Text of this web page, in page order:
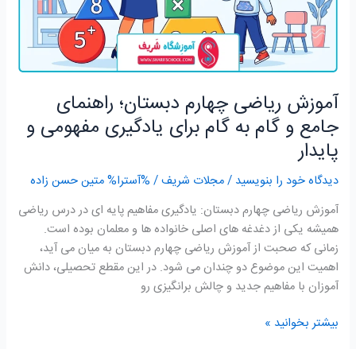
آموزش ریاضی چهارم دبستان؛ راهنمای
جامع و گام به گام برای یادگیری مفهومی و
پایدار
دیدگاه‌ خود را بنویسید /مجلات شریف/ %آسترا%متین حسن زاده
آموزش ریاضی چهارم دبستان: یادگیری مفاهیم پایه ای در درس ریاضی
همیشه یکی از دغدغه های اصلی خانواده ها و معلمان بوده است.
زمانی که صحبت از آموزش ریاضی چهارم دبستان به میان می آید،
اهمیت این موضوع دو چندان می شود. در این مقطع تحصیلی، دانش
آموزان با مفاهیم جدید و چالش برانگیزی رو
گام
مفهومی
پایدار
بیشتر بخوانید »